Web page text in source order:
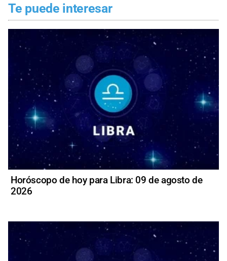
Te puede interesar
Horóscopo de hoy para Libra: 09 de agosto de
2026